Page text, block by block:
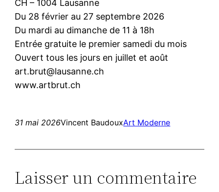
CH – 1004 Lausanne
Du 28 février au 27 septembre 2026
Du mardi au dimanche de 11 à 18h
Entrée gratuite le premier samedi du mois
Ouvert tous les jours en juillet et août
art.brut@lausanne.ch
www.artbrut.ch
31 mai 2026Vincent BaudouxArt Moderne
Laisser un commentaire